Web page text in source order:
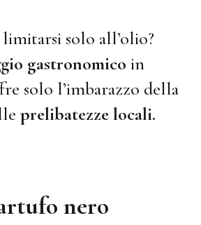
solo all’olio?
gastronomico in
solo l’imbarazzo della
prelibatezze locali.
nero